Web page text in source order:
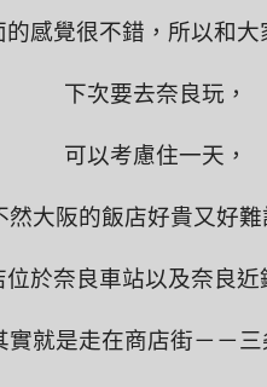
的感覺很不錯，所以和大
下次要去奈良玩，
可以考慮住一天，
然大阪的飯店好貴又好難
於奈良車站以及奈良近
實就是走在商店街－－三